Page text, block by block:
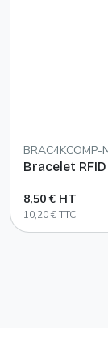
BRAC4KCOMP-
Bracelet
8,50 € HT
10,20 € TTC